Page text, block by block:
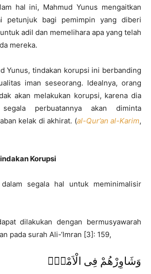
hal ini, Mahmud Yunus mengaitkan
petunjuk bagi pemimpin yang diberi
adil dan memelihara apa yang telah
mereka.
Yunus, tindakan korupsi ini berbanding
iman seseorang. Idealnya, orang
akan melakukan korupsi, karena dia
perbuatannya akan diminta
kelak di akhirat. (al-Qur’an al-Karim,
Korupsi
dalam segala hal untuk meminimalisir
dilakukan dengan bermusyawarah
pada surah Ali-‘Imran [3]: 159,
وَشَاوِرْهُمْ فِى الْاَمْرِۚ